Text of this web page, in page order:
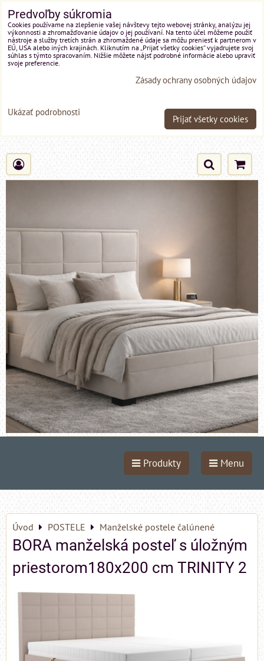
Produkty Menu
Úvod POSTELE Manželské postele čalúnené
BORA manželská posteľ s úložným
priestorom180x200 cm TRINITY 2
Predvoľby súkromia
Cookies používame na zlepšenie vašej návštevy tejto webovej stránky, analýzu jej
výkonnosti a zhromažďovanie údajov o jej používaní. Na tento účel môžeme použiť
nástroje a služby tretích strán a zhromaždené údaje sa môžu preniesť k partnerom v
EÚ, USA alebo iných krajinách. Kliknutím na „Prijať všetky cookies“ vyjadrujete svoj
súhlas s týmto spracovaním. Nižšie môžete nájsť podrobné informácie alebo upraviť
svoje preferencie.
Zásady ochrany osobných údajov
Ukázať podrobnosti
Prijať všetky cookies